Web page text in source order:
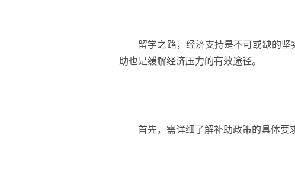
留学之路，经济支持是不可或缺的坚
助也是缓解经济压力的有效途径。
首先，需详细了解补助政策的具体要求